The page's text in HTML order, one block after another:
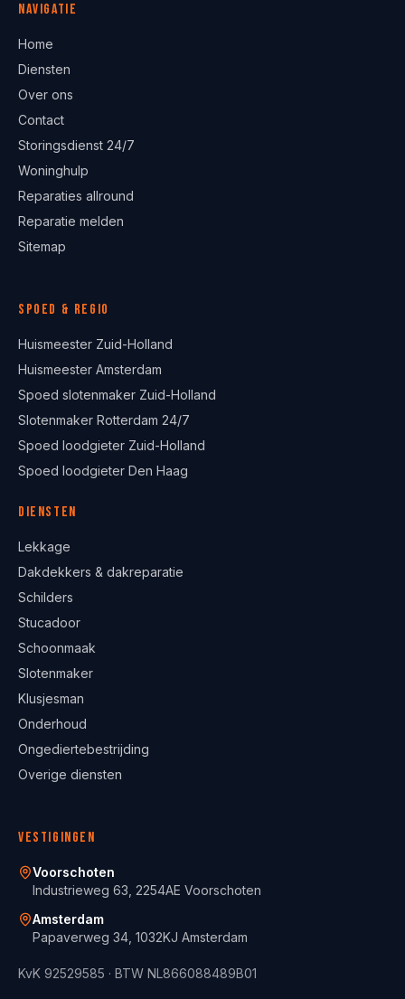
Navigatie
Home
Diensten
Over ons
Contact
Storingsdienst 24/7
Woninghulp
Reparaties allround
Reparatie melden
Sitemap
Spoed & regio
Huismeester Zuid-Holland
Huismeester Amsterdam
Spoed slotenmaker Zuid-Holland
Slotenmaker Rotterdam 24/7
Spoed loodgieter Zuid-Holland
Spoed loodgieter Den Haag
Diensten
Lekkage
Dakdekkers & dakreparatie
Schilders
Stucadoor
Schoonmaak
Slotenmaker
Klusjesman
Onderhoud
Ongediertebestrijding
Overige diensten
Vestigingen
Voorschoten
Industrieweg 63, 2254AE Voorschoten
Amsterdam
Papaverweg 34, 1032KJ Amsterdam
KvK 92529585 · BTW NL866088489B01